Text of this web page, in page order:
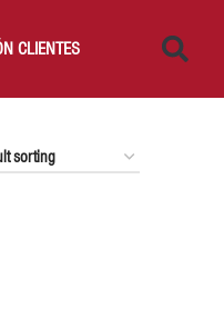
CLIENTES